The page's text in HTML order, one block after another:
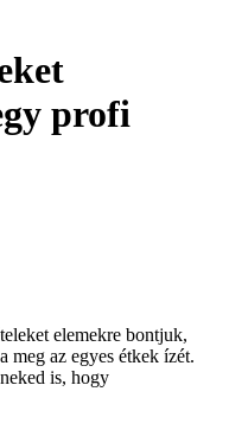
profi
elemekre bontjuk,
meg az egyes étkek ízét.
is, hogy